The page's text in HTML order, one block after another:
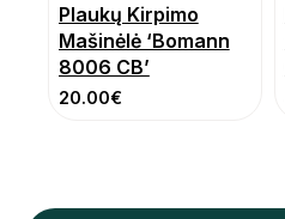
Plaukų Kirpimo
Mašinėlė ‘Bomann
8006 CB’
20.00€